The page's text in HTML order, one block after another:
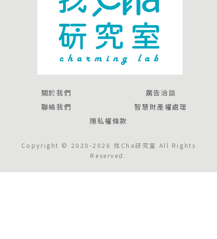
關於我們
廣告洽談
聯絡我們
智慧財產權處理
隱私權條款
Copyright © 2020-2026 找Cha研究室 All Rights
Reserved.